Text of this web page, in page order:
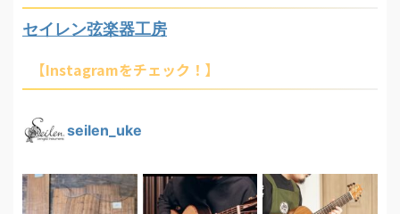
セイレン弦楽器工房
【Instagramをチェック！】
seilen_uke